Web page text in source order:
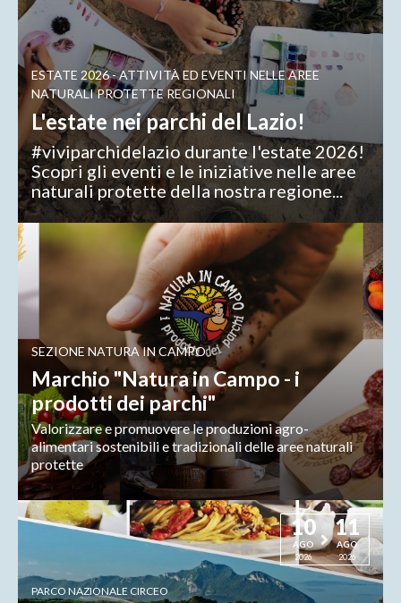
ESTATE 2026 - ATTIVITÀ ED EVENTI NELLE AREE
NATURALI PROTETTE REGIONALI
L'estate nei parchi del Lazio!
#viviparchidelazio durante l'estate 2026!
Scopri gli eventi e le iniziative nelle aree
naturali protette della nostra regione...
SEZIONE NATURA IN CAMPO
Marchio "Natura in Campo - i
prodotti dei parchi"
Valorizzare e promuovere le produzioni agro-
alimentari sostenibili e tradizionali delle aree naturali
protette
10
AGO
2026
11
AGO
2026
PARCO NAZIONALE CIRCEO